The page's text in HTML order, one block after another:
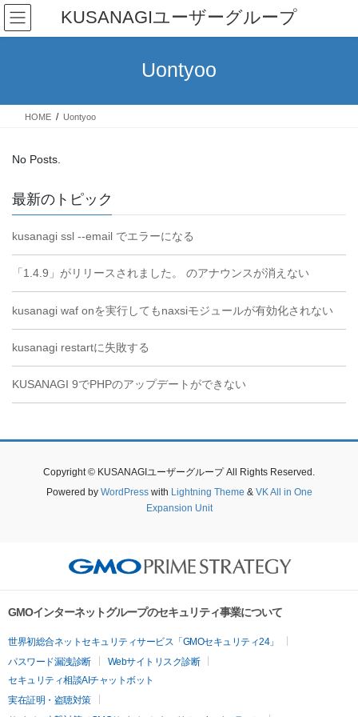
Skip
the
Skip
the
KUSANAGIユーザーグループ
Uontyoo
HOME Uontyoo
No Posts.
最新のトピック
kusanagi ssl --email でエラーになる
「1.4.9」がリリースされました。 のアナウンスが消えない
kusanagi waf onを実行してもnaxsiモジュールが有効化されない
kusanagi restartに失敗する
KUSANAGI 9でPHPのアップデートができない
Copyright © KUSANAGIユーザーグループ All Rights Reserved.
Powered by WordPresswith Lightning Theme & VK All in One
Expansion Unit
GMOインターネットグループのセキュリティ事業について
世界初総合ネットセキュリティサービス「GMOセキュリティ24」
パスワード漏洩診断
Webサイトリスク診断
セキュリティ相談AIチャットボット
実在証明・盗聴対策